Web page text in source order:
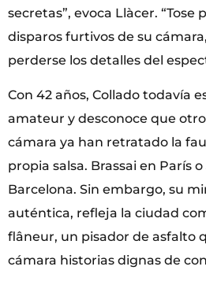
secretas”, evoca Llàcer. “Tose
disparos furtivos de su
perderse los detalles del
Con 42 años, Collado todavía
amateur y desconoce que
cámara ya han retratado la
propia salsa. Brassai en París
Barcelona. Sin embargo, su
auténtica, refleja la ciudad
flâneur, un pisador de asfalto
cámara historias dignas de